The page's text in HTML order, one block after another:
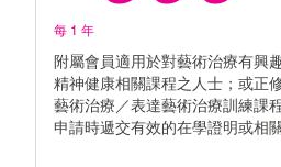
每 1 年
附屬會員適用於對藝術治療有興
精神健康相關課程之人士；或正
藝術治療／表達藝術治療訓練課
申請時遞交有效的在學證明或相